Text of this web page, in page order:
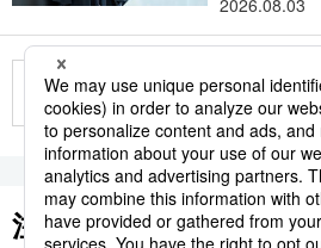
2026.08.03
もっと見る
注目のキーワード